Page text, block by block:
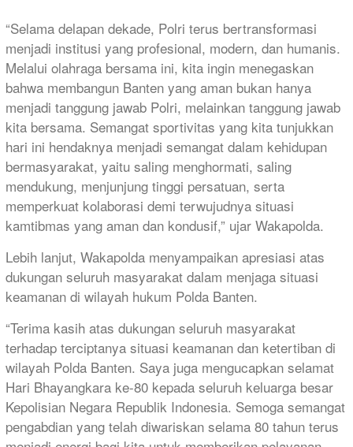
“Selama delapan dekade, Polri terus bertransformasi
menjadi institusi yang profesional, modern, dan humanis.
Melalui olahraga bersama ini, kita ingin menegaskan
bahwa membangun Banten yang aman bukan hanya
menjadi tanggung jawab Polri, melainkan tanggung jawab
kita bersama. Semangat sportivitas yang kita tunjukkan
hari ini hendaknya menjadi semangat dalam kehidupan
bermasyarakat, yaitu saling menghormati, saling
mendukung, menjunjung tinggi persatuan, serta
memperkuat kolaborasi demi terwujudnya situasi
kamtibmas yang aman dan kondusif,” ujar Wakapolda.
Lebih lanjut, Wakapolda menyampaikan apresiasi atas
dukungan seluruh masyarakat dalam menjaga situasi
keamanan di wilayah hukum Polda Banten.
“Terima kasih atas dukungan seluruh masyarakat
terhadap terciptanya situasi keamanan dan ketertiban di
wilayah Polda Banten. Saya juga mengucapkan selamat
Hari Bhayangkara ke-80 kepada seluruh keluarga besar
Kepolisian Negara Republik Indonesia. Semoga semangat
pengabdian yang telah diwariskan selama 80 tahun terus